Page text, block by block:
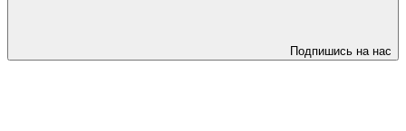
Подпишись на нас